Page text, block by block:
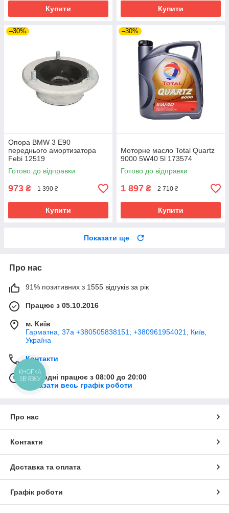
Купити Купити
–30%
Опора BMW 3 E90
переднього амортизатора
Febi 12519
Готово до відправки
973 ₴ 1 390 ₴
Купити
–30%
Моторне масло Total Quartz
9000 5W40 5l 173574
Готово до відправки
1 897 ₴ 2 710 ₴
Купити
Показати ще
Про нас
91% позитивних з 1555 відгуків за рік
Працює з 05.10.2016
м. Київ
Гарматна, 37а +380505838151; +380961954021, Київ,
Україна
Контакти
Сьогодні працює з 08:00 до 20:00
Показати весь графік роботи
Про нас
Контакти
Доставка та оплата
Графік роботи
КНОПКА
ЗВ'ЯЗКУ